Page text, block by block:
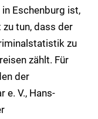
Eschenburg ist,
tun, dass der
zu
zählt. Für
der
e. V., Hans-